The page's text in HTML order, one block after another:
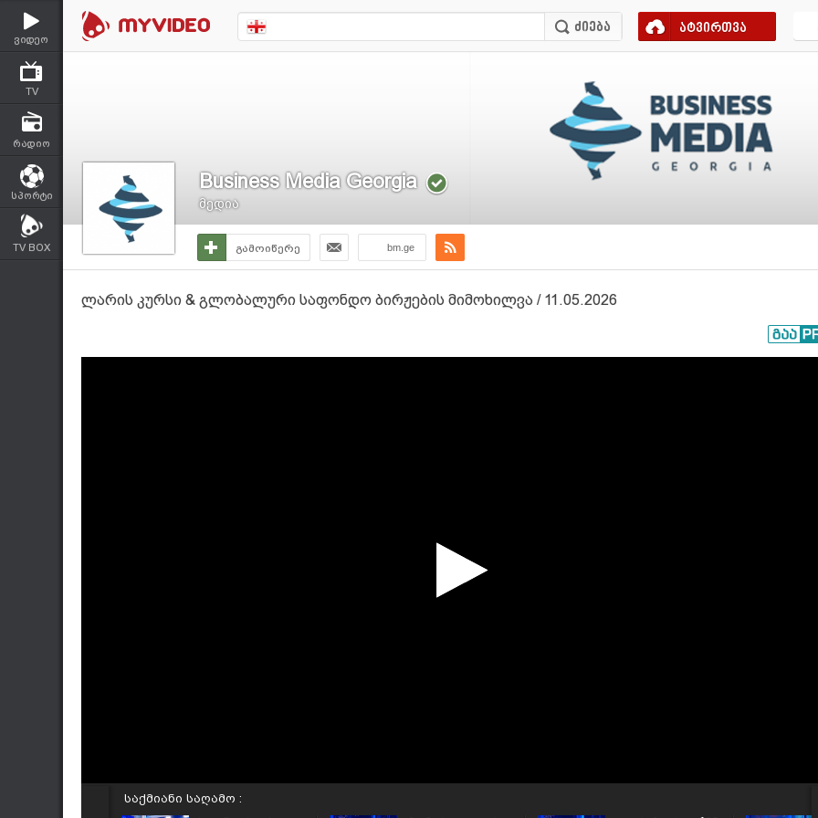
ვიდეო
TV
რადიო
სპორტი
TV BOX
ატვირთვა
Business Media Georgia
მედია
გამოიწერე bm.ge
ლარის კურსი & გლობალური საფონდო ბირჟების მიმოხილვა / 11.05.2026
საქმიანი საღამო :